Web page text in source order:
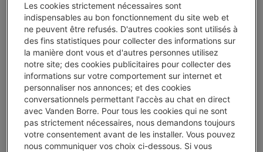
vous bénéficiez toute l'année de notre garantie du prix le
plus bas : si vous trouvez votre appareil moins cher, ici ou
ailleurs, dans les 30 jours suivant votre achat, nous vous
remboursons la différence ! En savoir plus
Radios internet Pure
Garantie du prix le plus bas
Un service après-vente sans pareil
Les cookies strictement nécessaires sont
indispensables au bon fonctionnement du site web et
ne peuvent être refusés. D'autres cookies sont utilisés à
des fins statistiques pour collecter des informations sur
la manière dont vous et d'autres personnes utilisez
notre site; des cookies publicitaires pour collecter des
informations sur votre comportement sur internet et
personnaliser nos annonces; et des cookies
conversationnels permettant l'accès au chat en direct
avec Vanden Borre. Pour tous les cookies qui ne sont
pas strictement nécessaires, nous demandons toujours
votre consentement avant de les installer. Vous pouvez
nous communiquer vos choix ci-dessous. Si vous